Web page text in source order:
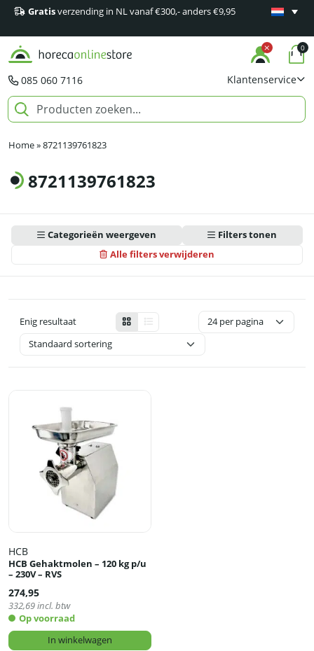
Gratisverzending in NL vanaf €300,- anders €9,95
Minimaal
085 060 7116 Klantenservice
0
Home»8721139761823
8721139761823
Categorieën weergeven
Alle filters verwijderen
Filters tonen
Enig resultaat
HCB
HCB Gehaktmolen – 120 kg p/u
– 230V – RVS
274,95
332,69incl. btw
Op voorraad
In winkelwagen